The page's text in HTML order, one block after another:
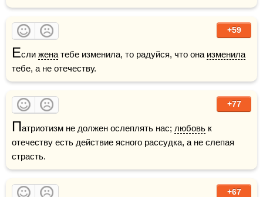
+59
Если жена тебе изменила, то радуйся, что она изменила
тебе, а не отечеству.
+77
Патриотизм не должен ослеплять нас; любовь к
отечеству есть действие ясного рассудка, а не слепая
страсть.
+67